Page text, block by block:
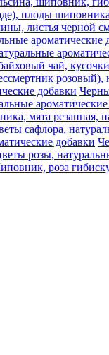
плоды шиповника
листья черной
ароматические
чай,
розовый),
добавки
ароматические
мята резанная,
сафлора,
добавки
розы,
роза